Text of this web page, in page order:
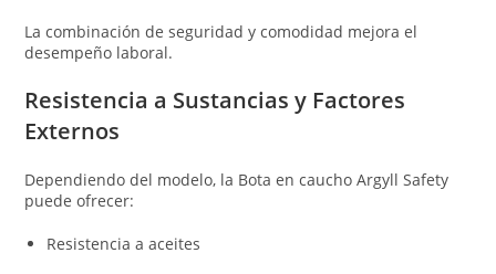
La combinación de seguridad y comodidad mejora el
desempeño laboral.
Resistencia a Sustancias y Factores
Externos
Dependiendo del modelo, la Bota en caucho Argyll Safety
puede ofrecer:
Resistencia a aceites